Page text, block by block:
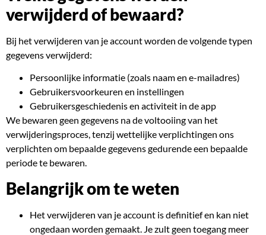
verwijderd of bewaard?
Bij het verwijderen van je account worden de volgende typen
gegevens verwijderd:
Persoonlijke informatie (zoals naam en e-mailadres)
Gebruikersvoorkeuren en instellingen
Gebruikersgeschiedenis en activiteit in de app
We bewaren geen gegevens na de voltooiing van het
verwijderingsproces, tenzij wettelijke verplichtingen ons
verplichten om bepaalde gegevens gedurende een bepaalde
periode te bewaren.
Belangrijk om te weten
Het verwijderen van je account is definitief en kan niet
ongedaan worden gemaakt. Je zult geen toegang meer